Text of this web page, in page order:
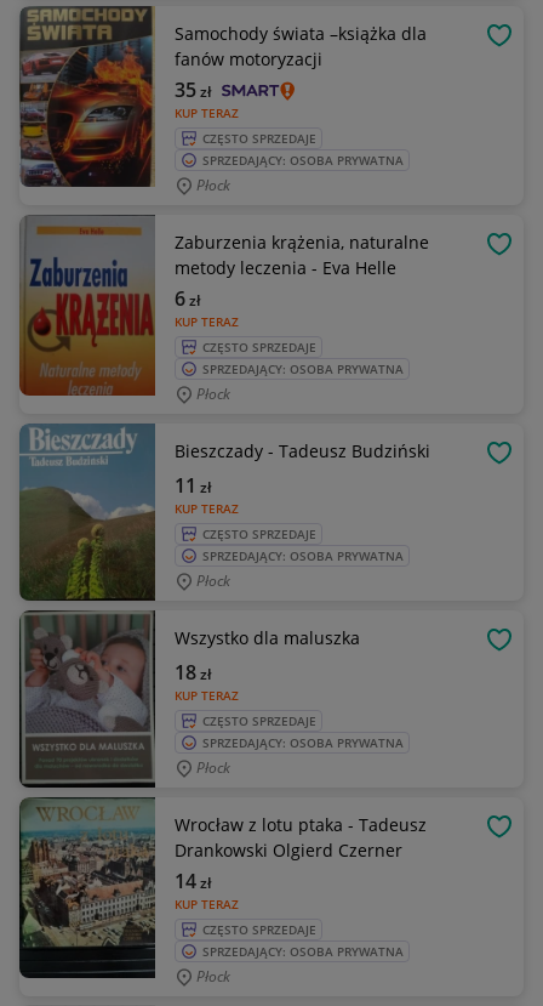
Samochody świata –książka dla
fanów motoryzacji
KUP TERAZ
35zł
CZĘSTO SPRZEDAJE
SPRZEDAJĄCY: OSOBA PRYWATNA
Płock
Zaburzenia krążenia, naturalne
metody leczenia - Eva Helle
KUP TERAZ
6zł
CZĘSTO SPRZEDAJE
SPRZEDAJĄCY: OSOBA PRYWATNA
Płock
Bieszczady - Tadeusz Budziński
KUP TERAZ
11 zł
CZĘSTO SPRZEDAJE
SPRZEDAJĄCY: OSOBA PRYWATNA
Płock
Wszystko dla maluszka
KUP TERAZ
18zł
CZĘSTO SPRZEDAJE
SPRZEDAJĄCY: OSOBA PRYWATNA
Płock
Wrocław z lotu ptaka - Tadeusz
Drankowski Olgierd Czerner
KUP TERAZ
14zł
CZĘSTO SPRZEDAJE
SPRZEDAJĄCY: OSOBA PRYWATNA
Płock